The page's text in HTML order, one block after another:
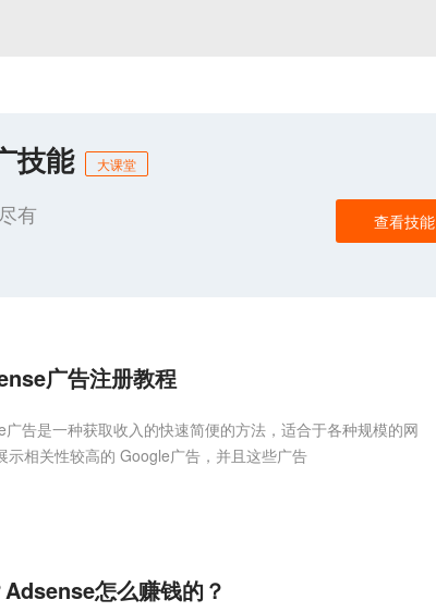
技能 大课堂
有 查看技能
广告注册教程
告是一种获取收入的快速简便的方法，适合于各种规模的网
相关性较高的 Google广告，并且这些广告
怎么赚钱的？